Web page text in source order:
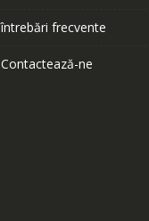
întrebări frecvente
Contactează-ne